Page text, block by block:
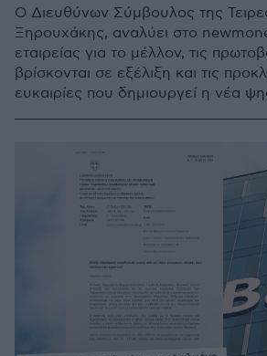
Ο Διευθύνων Σύμβουλος της
Ξηρουχάκης, αναλύει στο
εταιρείας για το μέλλον, τις
βρίσκονται σε εξέλιξη και τις
ευκαιρίες που δημιουργεί η νέα